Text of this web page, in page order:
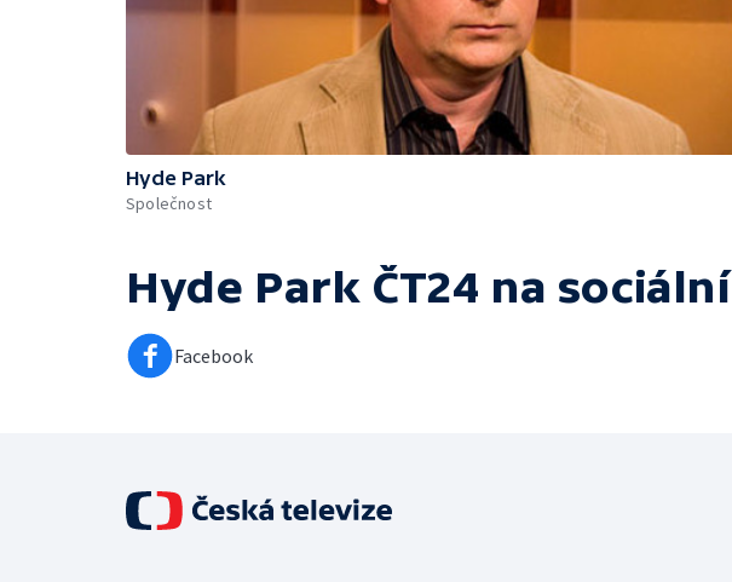
Hyde Park
Společnost
Hyde Park ČT24 na
Facebook